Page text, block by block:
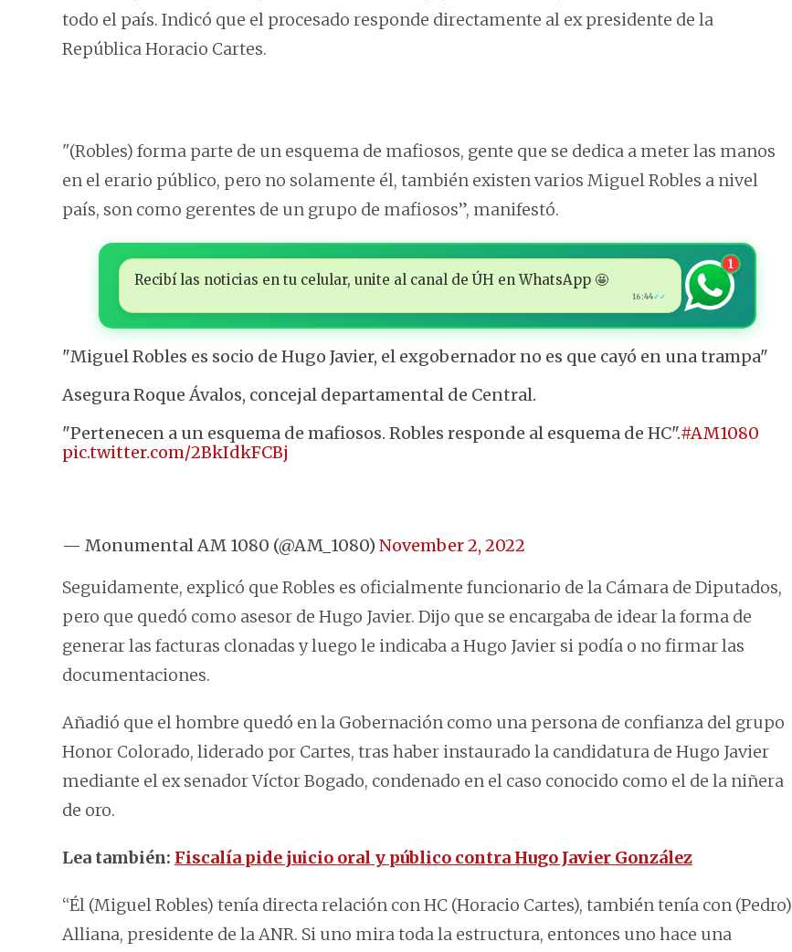
todo el país. Indicó que el procesado responde directamente al ex presidente de la
República Horacio Cartes.
"(Robles) forma parte de un esquema de mafiosos, gente que se dedica a meter las manos
en el erario público, pero no solamente él, también existen varios Miguel Robles a nivel
país, son como gerentes de un grupo de mafiosos”, manifestó.
Recibí las noticias en tu celular, unite al canal de ÚH en WhatsApp 🤩
16:44✓✓
1
"Miguel Robles es socio de Hugo Javier, el exgobernador no es que cayó en una trampa"
Asegura Roque Ávalos, concejal departamental de Central.
"Pertenecen a un esquema de mafiosos. Robles responde al esquema de HC".#AM1080
pic.twitter.com/2BkIdkFCBj
— Monumental AM 1080 (@AM_1080) November 2, 2022
Seguidamente, explicó que Robles es oficialmente funcionario de la Cámara de Diputados,
pero que quedó como asesor de Hugo Javier. Dijo que se encargaba de idear la forma de
generar las facturas clonadas y luego le indicaba a Hugo Javier si podía o no firmar las
documentaciones.
Añadió que el hombre quedó en la Gobernación como una persona de confianza del grupo
Honor Colorado, liderado por Cartes, tras haber instaurado la candidatura de Hugo Javier
mediante el ex senador Víctor Bogado, condenado en el caso conocido como el de la niñera
de oro.
Lea también: Fiscalía pide juicio oral y público contra Hugo Javier González
“Él (Miguel Robles) tenía directa relación con HC (Horacio Cartes), también tenía con (Pedro)
Alliana, presidente de la ANR. Si uno mira toda la estructura, entonces uno hace una